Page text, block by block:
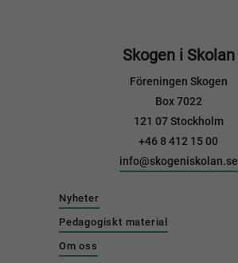
Skogen i Skolan
Föreningen Skogen
Box 7022
121 07 Stockholm
+46 8 412 15 00
info@skogeniskolan.se
Nyheter
Pedagogiskt material
Om oss